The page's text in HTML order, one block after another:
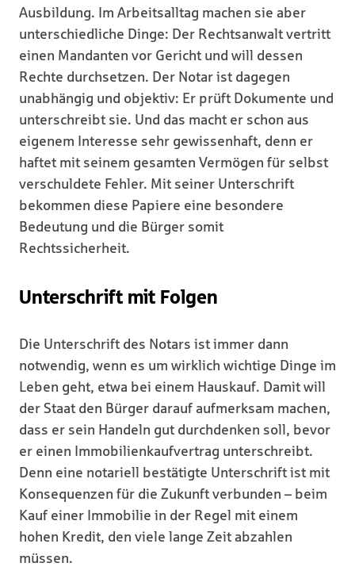
Ausbildung. Im Arbeitsalltag machen sie aber
unterschiedliche Dinge: Der Rechtsanwalt vertritt
einen Mandanten vor Gericht und will dessen
Rechte durchsetzen. Der Notar ist dagegen
unabhängig und objektiv: Er prüft Dokumente und
unterschreibt sie. Und das macht er schon aus
eigenem Interesse sehr gewissenhaft, denn er
haftet mit seinem gesamten Vermögen für selbst
verschuldete Fehler. Mit seiner Unterschrift
bekommen diese Papiere eine besondere
Bedeutung und die Bürger somit
Rechtssicherheit.
Unterschrift mit Folgen
Die Unterschrift des Notars ist immer dann
notwendig, wenn es um wirklich wichtige Dinge im
Leben geht, etwa bei einem Hauskauf. Damit will
der Staat den Bürger darauf aufmerksam machen,
dass er sein Handeln gut durchdenken soll, bevor
er einen Immobilienkaufvertrag unterschreibt.
Denn eine notariell bestätigte Unterschrift ist mit
Konsequenzen für die Zukunft verbunden – beim
Kauf einer Immobilie in der Regel mit einem
hohen Kredit, den viele lange Zeit abzahlen
müssen.